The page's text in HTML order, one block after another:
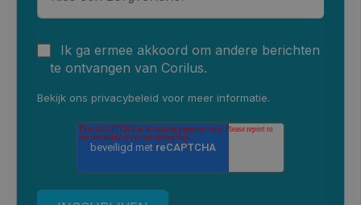
Ik ga ermee akkoord om andere berichten
te ontvangen van Corilus.
Bekijk ons privacybeleid voor meer informatie.